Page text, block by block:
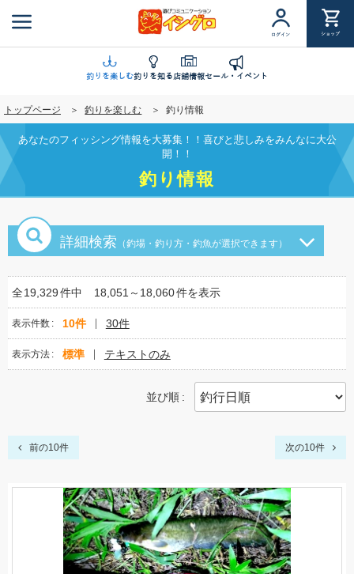
ン
に
移
動
ログイン ショップ
釣りを楽しむ釣りを知る店舗情報セール・イベント
トップページ 釣りを楽しむ 釣り情報
あなたのフィッシング情報を大募集！！喜びと悲しみをみんなに大公
開！！
釣り情報
詳細検索 （釣場・釣り方・釣魚が選択できます）
全19,329件中 18,051～18,060件を表示
表示件数 10件 30件
表示方法 標準 テキストのみ
並び順
前の10件 次の10件